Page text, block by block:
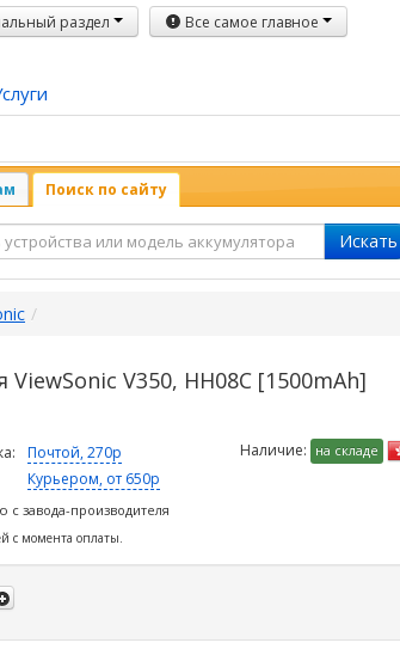
раздел Все самое главное
Поиск по сайту
Искать
/
V350, HH08C [1500mAh]
Почтой, 270р
Курьером, от 650р
Наличие: на складе
с завода-производителя
с момента оплаты.